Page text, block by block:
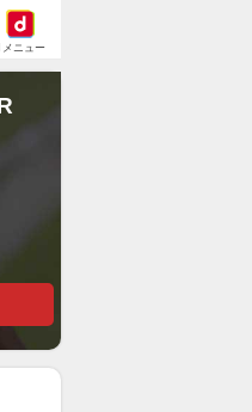
メニュー